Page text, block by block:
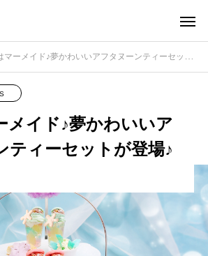
ーメイド♪夢かわいいアフタヌーンティーセットが登場♪
メイド♪夢かわいいア
ティーセットが登場♪